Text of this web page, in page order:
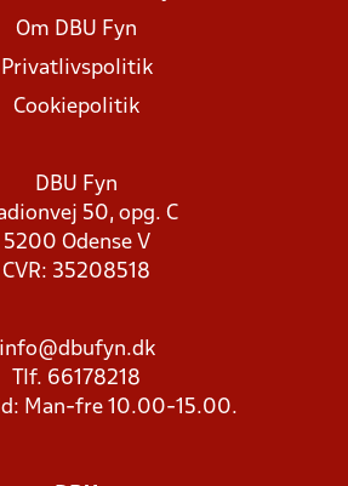
Om DBU Fyn
Privatlivspolitik
Cookiepolitik
DBU Fyn
50, opg. C
5200 Odense V
CVR: 35208518
info@dbufyn.dk
Tlf. 66178218
Man-fre 10.00-15.00.